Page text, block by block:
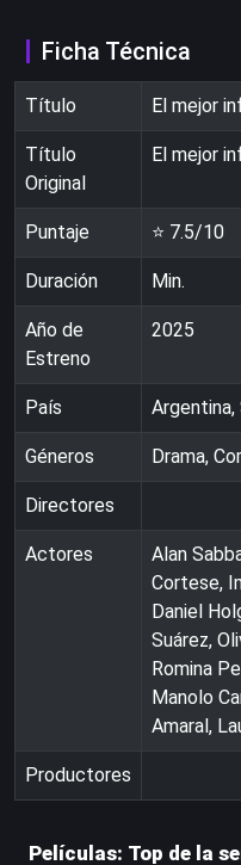
Ficha Técnica
Título El mejor
Título
Original
El mejor
Puntaje ⭐ 7.5/10
Duración Min.
Año de
Estreno
2025
País Argentina,
Géneros Drama,
Directores
Actores
Alan
Cortese,
Daniel
Suárez,
Romina
Manolo
Amaral,
Productores
Películas: Top de la